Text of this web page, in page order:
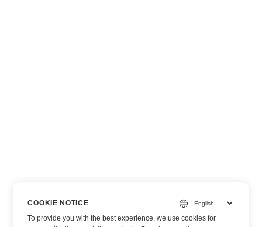
COOKIE NOTICE
To provide you with the best experience, we use cookies for